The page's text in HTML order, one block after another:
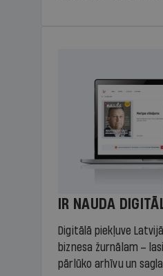
IR NAUDA
Digitālā piekļuve
biznesa žurnālam –
pārlūko arhīvu un